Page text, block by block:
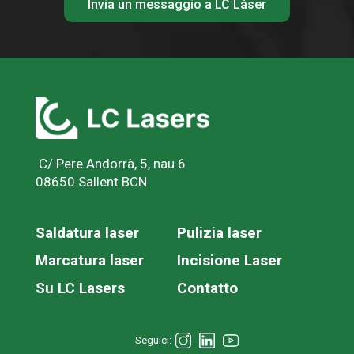
C/ Pere Andorrà, 5, nau 6
08650 Sallent BCN
Saldatura laser
Pulizia laser
Marcatura laser
Incisione Laser
Su LC Lasers
Contatto
Seguici: